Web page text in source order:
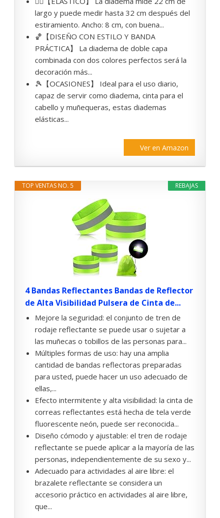
largo y puede medir hasta 32 cm después del
estiramiento. Ancho: 8 cm, con buena...
🏀【DISEÑO CON ESTILO Y BANDA
PRÁCTICA】 La diadema de doble capa
combinada con dos colores perfectos será la
decoración más...
🎾【OCASIONES】 Ideal para el uso diario,
capaz de servir como diadema, cinta para el
cabello y muñequeras, estas diademas
elásticas...
Ver en Amazon
REBAJAS
TOP VENTAS NO. 5
4 Bandas Reflectantes Bandas de Reflector
de Alta Visibilidad Pulsera de Cinta de...
Mejore la seguridad: el conjunto de tren de
rodaje reflectante se puede usar o sujetar a
las muñecas o tobillos de las personas para...
Múltiples formas de uso: hay una amplia
cantidad de bandas reflectoras preparadas
para usted, puede hacer un uso adecuado de
ellas,...
Efecto intermitente y alta visibilidad: la cinta de
correas reflectantes está hecha de tela verde
fluorescente neón, puede ser reconocida...
Diseño cómodo y ajustable: el tren de rodaje
reflectante se puede aplicar a la mayoría de las
personas, independientemente de su sexo y...
Adecuado para actividades al aire libre: el
brazalete reflectante se considera un
accesorio práctico en actividades al aire libre,
que...